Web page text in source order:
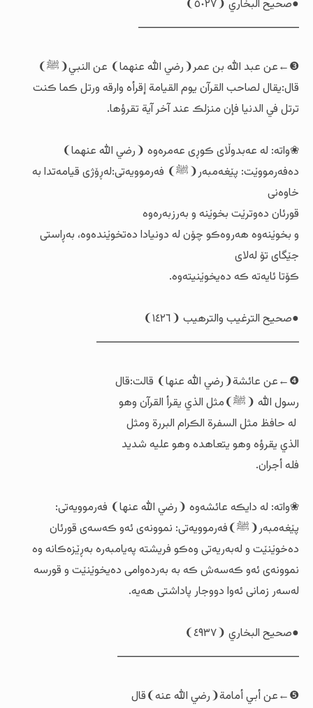
●صحيح البخاري ❨٥٠٢٧❩
ــــــــــــــــــــــــــــــــــــــــــــــ
❸←عن عبد الله بن عمر❨رضي الله عنهما❩ عن النبي❨ﷺ❩
قال:یقال لصاحب القرآن یوم القیامة إقرأه وارقه ورتل ڪما ڪنت
ترتل في الدنيا فإن منزلڪ عند آخر آية تقرؤها.
❀واتە: لە عەبدوڵای ڪوڕی عەمرەوە ❨رضي الله عنهما❩
دەفەرمووێت: پێغەمبەر❨ﷺ❩ فەرموویەتی:لەڕۆژی قیامەتدا بە
خاوەنی
قورئان دەوترێت بخوێنە و بەرزبەرەوە
و بخوێنەوە هەروەڪو چۆن لە دونیادا دەتخوێندەوە، بەڕاستی
جێگای تۆ لەلای
ڪۆتا ئایەتە ڪە دەیخوێنیتەوە.
●صحيح الترغیب والترهیب ❨١٤٢٦❩
ــــــــــــــــــــــــــــــــــــــــــــــــــــــــــ
❹←عن عائشة❨رضي الله عنها❩ قالت:قال
رسول الله ❨ﷺ❩مثل الذي یقرأ القرآن وهو
لە حافظ مثل السفرة الڪرام البررة ومثل
الذي یقرؤه وهو یتعاهدە وهو علیە شدید
فلە أجران.
❀واتە: لە دایڪە عائشەوە ❨رضي الله عنها❩ فەرموویەتی:
پێغەمبەر❨ﷺ❩فەرموویەتی: نموونەی ئەو ڪەسەی قورئان
دەخوێنێت و لەبەریەتی وەڪو فریشتە پەیامبەرە بەڕێزەڪانە وە
نموونەی ئەو ڪەسەش ڪە بە بەردەوامی دەیخوێنێت و قورسە
لەسەر زمانی ئەوا دووجار پاداشتی هەیە.
●صحيح البخاري ❨٤٩٣٧❩
ــــــــــــــــــــــــــــــــــــــــــــــــــــ
❺←عن أبي أمامة❨رضي الله عنه❩قال